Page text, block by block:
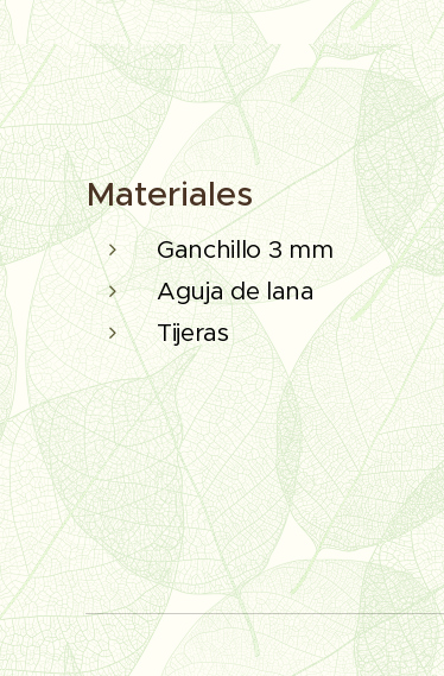
Materiales
Ganchillo 3 mm
Aguja de lana
Tijeras